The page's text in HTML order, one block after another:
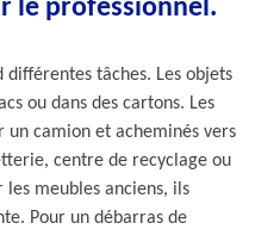
le professionnel.
tâches. Les objets
ou dans des cartons. Les
un camion et acheminés vers
centre de recyclage ou
les meubles anciens, ils
Pour un débarras de